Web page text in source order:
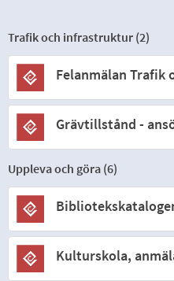
Trafik och infrastruktur (2)
Felanmälan
Grävtillstånd -
Uppleva och göra (6)
Kulturskola,